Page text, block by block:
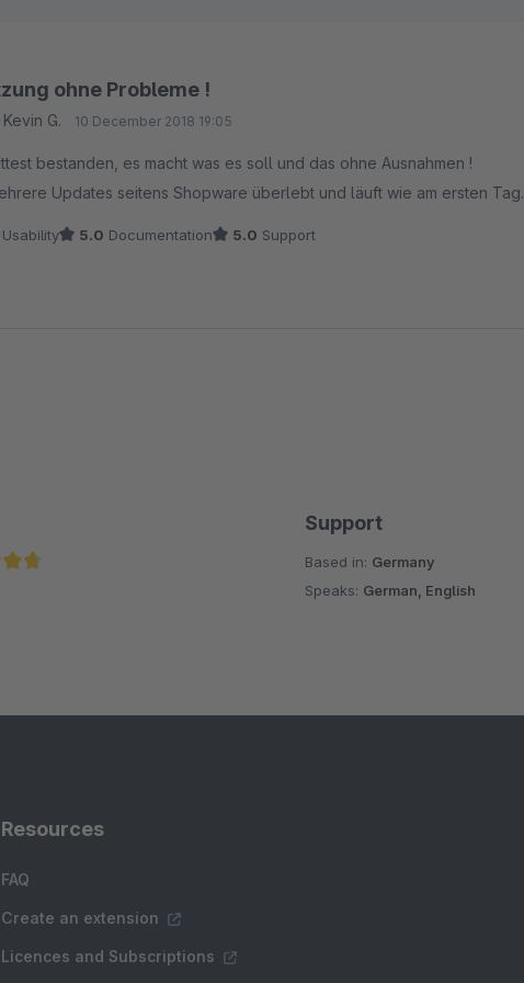
ohne Probleme !
G. 10 December 2018 19:05
bestanden, es macht was es soll und das ohne Ausnahmen !
Updates seitens Shopware überlebt und läuft wie am ersten Tag.
Usability 5.0 Documentation 5.0 Support
out of 5 stars
Support
Based in: Germany
Speaks: German, English
Resources
FAQ
Create an extension
Licences and Subscriptions